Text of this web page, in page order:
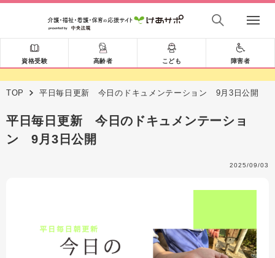
資格受験 高齢者 こども 障害者
TOP 平日毎日更新 今日のドキュメンテーション 9月3日公開
平日毎日更新 今日のドキュメンテーショ
ン 9月3日公開
2025/09/03